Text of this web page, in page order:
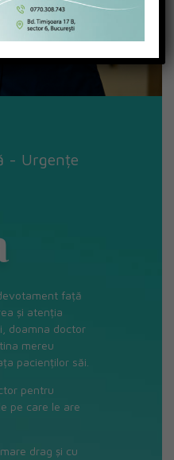
- Urgențe
față
și atenția
doamna doctor
mereu
pacienților săi.
pentru
pe care le are
drag și cu